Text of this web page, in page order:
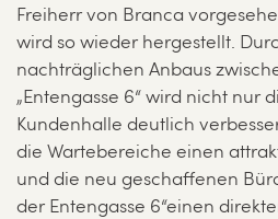
Freiherr von Branca
wird so wieder hergestellt.
nachträglichen Anbaus
„Entengasse 6“ wird nicht nur
Kundenhalle deutlich
die Wartebereiche einen
und die neu geschaffenen
der Entengasse 6“einen